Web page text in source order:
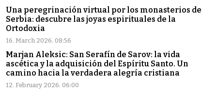
Una peregrinación virtual por los monasterios de
Serbia: descubre las joyas espirituales de la
Ortodoxia
16. March 2026. 08:56
Marjan Aleksic: San Serafín de Sarov: la vida
ascética y la adquisición del Espíritu Santo. Un
camino hacia la verdadera alegría cristiana
12. February 2026. 06:00